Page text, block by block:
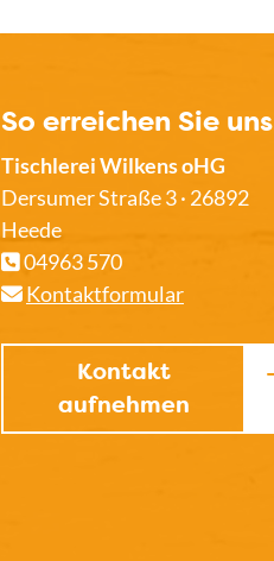
So erreichen Sie uns
Tischlerei Wilkens oHG
Dersumer Straße 3 · 26892
Heede
04963 570
Kontaktformular
Kontakt
aufnehmen